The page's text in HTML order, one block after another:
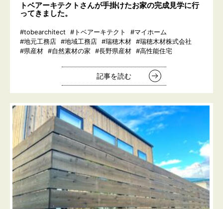
トベアーキテクトさんが手掛けたお家の完成見学に行
ってきました。
#tobearchitect #トベアーキテクト
#マイホーム
#地元工務店 #地域工務店 #瑞穂木材 #瑞穂木材株式会社
#県産材 #自然素材の家 #長野県産材 #高性能住宅
記事を読む